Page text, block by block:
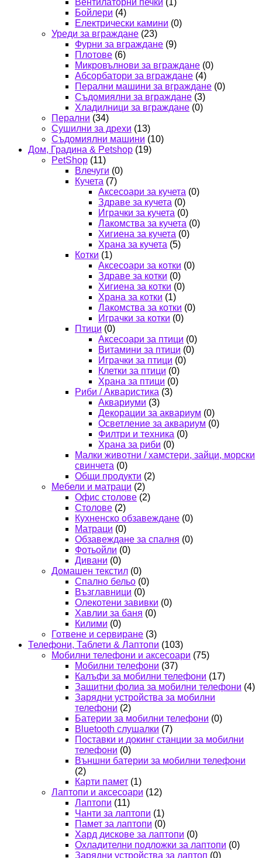
Вентилаторни печки (1)
Бойлери (4)
Електрически камини (0)
Уреди за вграждане (23)
Фурни за вграждане (9)
Плотове (6)
Микровълнови за вграждане (0)
Абсорбатори за вграждане (4)
Перални машини за вграждане (0)
Съдомиялни за вграждане (3)
Хладилници за вграждане (0)
Перални (34)
Сушилни за дрехи (13)
Съдомиялни машини (10)
Дом, Градина & Petshop (19)
PetShop (11)
Влечуги (0)
Кучета (7)
Аксесоари за кучета (0)
Здраве за кучета (0)
Играчки за кучета (0)
Лакомства за кучета (0)
Хигиена за кучета (0)
Храна за кучета (5)
Котки (1)
Аксесоари за котки (0)
Здраве за котки (0)
Хигиена за котки (0)
Храна за котки (1)
Лакомства за котки (0)
Играчки за котки (0)
Птици (0)
Аксесоари за птици (0)
Витамини за птици (0)
Играчки за птици (0)
Клетки за птици (0)
Храна за птици (0)
Риби / Акваристика (3)
Аквариуми (3)
Декорации за аквариум (0)
Осветление за аквариум (0)
Филтри и техника (0)
Храна за риби (0)
Малки животни / хамстери, зайци, морски
свинчета (0)
Общи продукти (2)
Мебели и матраци (2)
Офис столове (2)
Столове (2)
Кухненско обзавеждане (0)
Матраци (0)
Обзавеждане за спалня (0)
Фотьойли (0)
Дивани (0)
Домашен текстил (0)
Спално бельо (0)
Възглавници (0)
Олекотени завивки (0)
Хавлии за баня (0)
Килими (0)
Готвене и сервиране (3)
Телефони, Таблети & Лаптопи (103)
Мобилни телефони и аксесоари (75)
Мобилни телефони (37)
Калъфи за мобилни телефони (17)
Защитни фолиа за мобилни телефони (4)
Зарядни устройства за мобилни
телефони (2)
Батерии за мобилни телефони (0)
Bluetooth слушалки (7)
Поставки и докинг станции за мобилни
телефони (0)
Външни батерии за мобилни телефони
(2)
Карти памет (1)
Лаптопи и аксесоари (12)
Лаптопи (11)
Чанти за лаптопи (1)
Памет за лаптопи (0)
Хард дискове за лаптопи (0)
Охладителни подложки за лаптопи (0)
Зарядни устройства за лаптоп (0)